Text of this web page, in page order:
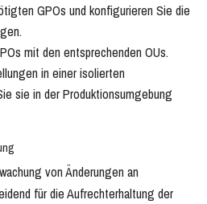
GPOs und konfigurieren Sie die
mit den entsprechenden OUs.
in einer isolierten
sie in der Produktionsumgebung
von Änderungen an
für die Aufrechterhaltung der